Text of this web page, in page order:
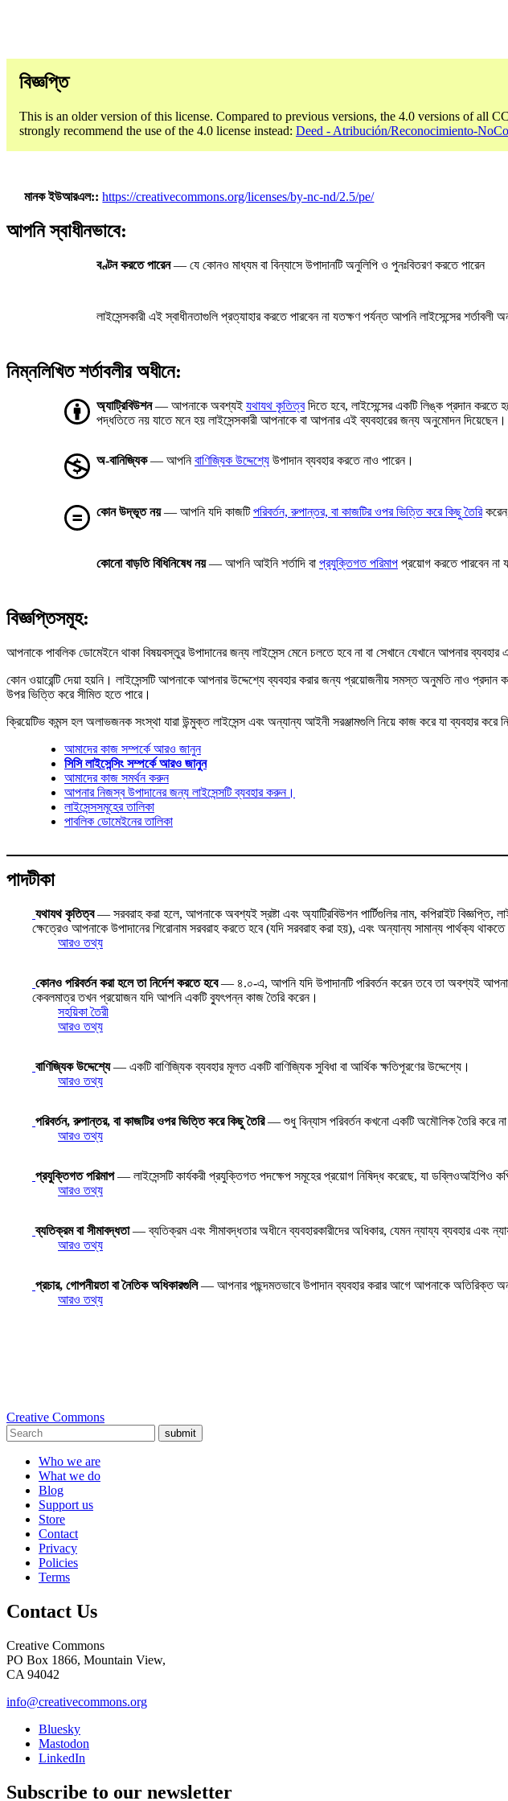
বিজ্ঞপ্তি
This is an older version of this license. Compared to previous versions, the 4.0 versions of all
strongly recommend the use of the 4.0 license instead: Deed - Atribución/Reconocimiento-
মানক ইউআরএল: https://creativecommons.org/licenses/by-nc-nd/2.5/pe/
আপনি স্বাধীনভাবে:
বণ্টন করতে পারেন— যে কোনও মাধ্যম বা বিন্যাসে উপাদানটি অনুলিপি ও পুনঃবিতরণ করতে পারেন
লাইসেন্সকারী এই স্বাধীনতাগুলি প্রত্যাহার করতে পারবেন না যতক্ষণ পর্যন্ত আপনি লাইসেন্সের শর্তাবলী
নিম্নলিখিত শর্তাবলীর অধীনে:
অ্যাট্রিবিউশন— আপনাকে অবশ্যই যথাযথ কৃতিত্বদিতে হবে, লাইসেন্সের একটি লিঙ্ক প্রদান করতে
পদ্ধতিতে নয় যাতে মনে হয় লাইসেন্সকারী আপনাকে বা আপনার এই ব্যবহারের জন্য অনুমোদন দিয়েছেন।
অ-বানিজ্যিক— আপনিবাণিজ্যিক উদ্দেশ্যে উপাদান ব্যবহার করতে নাও পারেন।
কোন উদ্ভূত নয়— আপনি যদি কাজটিপরিবর্তন, রুপান্তর, বা কাজটির ওপর ভিত্তি করে কিছু তৈরি
কোনো বাড়তি বিধিনিষেধ নয়— আপনি আইনি শর্তাদি বা প্রযুক্তিগত পরিমাপ প্রয়োগ করতে পারবেন না
বিজ্ঞপ্তিসমূহ:
আপনাকে পাবলিক ডোমেইনে থাকা বিষয়বস্তুর উপাদানের জন্য লাইসেন্স মেনে চলতে হবে না বা সেখানে যেখানে আপনার
কোন ওয়ারেন্টি দেয়া হয়নি। লাইসেন্সটি আপনাকে আপনার উদ্দেশ্যে ব্যবহার করার জন্য প্রয়োজনীয় সমস্ত অনুমতি নাও
উপর ভিত্তি করে সীমিত হতে পারে।
ক্রিয়েটিভ কমন্স হল অলাভজনক সংস্থা যারা উন্মুক্ত লাইসেন্স এবং অন্যান্য আইনী সরঞ্জামগুলি নিয়ে কাজ করে যা ব্যবহার করে
আমাদের কাজ সম্পর্কে আরও জানুন
সিসি লাইসেন্সিং সম্পর্কে আরও জানুন
আমাদের কাজ সমর্থন করুন
আপনার নিজস্ব উপাদানের জন্য লাইসেন্সটি ব্যবহার করুন।
লাইসেন্সসমূহের তালিকা
পাবলিক ডোমেইনের তালিকা
পাদটীকা
যথাযথ কৃতিত্ব— সরবরাহ করা হলে, আপনাকে অবশ্যই স্রষ্টা এবং অ্যাট্রিবিউশন পার্টিগুলির নাম, কপিরাইট বিজ্ঞপ্তি,
ক্ষেত্রেও আপনাকে উপাদানের শিরোনাম সরবরাহ করতে হবে (যদি সরবরাহ করা হয়), এবং অন্যান্য সামান্য পার্থক্য থাকতে
আরও তথ্য
কোনও পরিবর্তন করা হলে তা নির্দেশ করতে হবে— ৪.০-এ, আপনি যদি উপাদানটি পরিবর্তন করেন তবে তা অবশ্যই আপনাকে
কেবলমাত্র তখন প্রয়োজন যদি আপনি একটি ব্যুৎপন্ন কাজ তৈরি করেন।
সহয়িকা তৈরী
আরও তথ্য
বাণিজ্যিক উদ্দেশ্যে— একটি বাণিজ্যিক ব্যবহার মূলত একটি বাণিজ্যিক সুবিধা বা আর্থিক ক্ষতিপূরণের উদ্দেশ্যে।
আরও তথ্য
পরিবর্তন, রুপান্তর, বা কাজটির ওপর ভিত্তি করে কিছু তৈরি— শুধু বিন্যাস পরিবর্তন কখনো একটি অমৌলিক তৈরি করে
আরও তথ্য
প্রযুক্তিগত পরিমাপ— লাইসেন্সটি কার্যকরী প্রযুক্তিগত পদক্ষেপ সমূহের প্রয়োগ নিষিদ্ধ করেছে, যা ডব্লিওআইপিও
আরও তথ্য
ব্যতিক্রম বা সীমাবদ্ধতা— ব্যতিক্রম এবং সীমাবদ্ধতার অধীনে ব্যবহারকারীদের অধিকার, যেমন ন্যায্য ব্যবহার এবং
আরও তথ্য
প্রচার, গোপনীয়তা বা নৈতিক অধিকারগুলি— আপনার পছন্দমতভাবে উপাদান ব্যবহার করার আগে আপনাকে অতিরিক্ত
আরও তথ্য
Creative Commons
submit
Who we are
What we do
Blog
Support us
Store
Contact
Privacy
Policies
Terms
Contact Us
Creative Commons
PO Box 1866, Mountain View,
CA 94042
info@creativecommons.org
Bluesky
Mastodon
LinkedIn
Subscribe to our newsletter